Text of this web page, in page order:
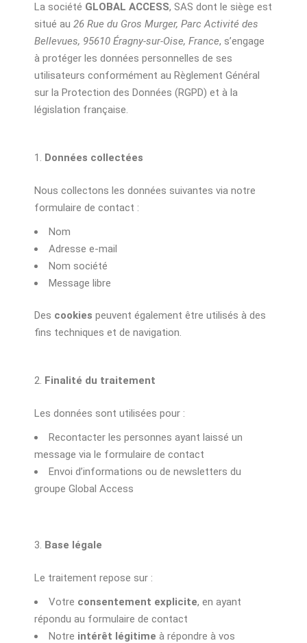
La société GLOBAL ACCESS, SAS dont le siège est
situé au26 Rue du Gros Murger, Parc Activité des
Bellevues, 95610 Éragny-sur-Oise, France, s’engage
à protéger les données personnelles de ses
utilisateurs conformément au Règlement Général
sur la Protection des Données (RGPD) et à la
législation française.
Données collectées
Nous collectons les données suivantes via notre
formulaire de contact :
Nom
Adresse e-mail
Nom société
Message libre
Des cookies peuvent également être utilisés à des
fins techniques et de navigation.
Finalité du traitement
Les données sont utilisées pour :
Recontacter les personnes ayant laissé un
message via le formulaire de contact
Envoi d’informations ou de newsletters du
groupe Global Access
Base légale
Le traitement repose sur :
Votre consentement explicite, en ayant
répondu au formulaire de contact
Notre intérêt légitime à répondre à vos